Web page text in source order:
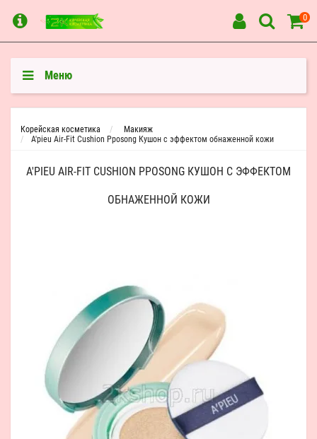
0
Меню
Корейская косметика
Макияж
A'pieu Air-Fit Cushion Pposong Кушон с эффектом обнаженной кожи
A'PIEU AIR-FIT CUSHION PPOSONG КУШОН С ЭФФЕКТОМ
ОБНАЖЕННОЙ КОЖИ